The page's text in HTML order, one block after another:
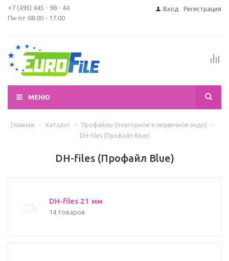
+7 (495) 445 - 98 - 44
Пн-пт 08.00 - 17.00
Вход Регистрация
МЕНЮ
Главная - Каталог - Профайлы (повторное и первичное эндо)
-
DH-files (Профайл Blue)
DH-files (Профайл Blue)
DH-files 21 мм
14 товаров